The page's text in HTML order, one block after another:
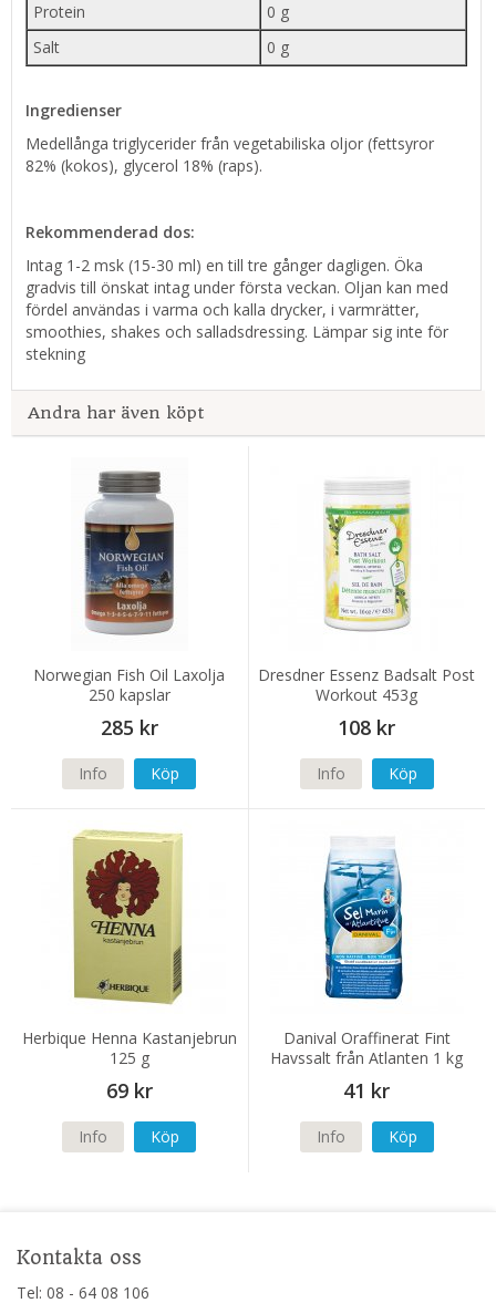
Protein
0 g
Salt
0 g
Ingredienser
Medellånga triglycerider från vegetabiliska oljor (fettsyror
82% (kokos), glycerol 18% (raps).
Rekommenderad dos:
Intag 1-2 msk (15-30 ml) en till tre gånger dagligen. Öka
gradvis till önskat intag under första veckan. Oljan kan med
fördel användas i varma och kalla drycker, i varmrätter,
smoothies, shakes och salladsdressing. Lämpar sig inte för
stekning
Andra har även köpt
Norwegian Fish Oil Laxolja
250 kapslar
285 kr
Info Köp
Dresdner Essenz Badsalt Post
Workout 453g
108 kr
Info Köp
Herbique Henna Kastanjebrun
125 g
69 kr
Info Köp
Danival Oraffinerat Fint
Havssalt från Atlanten 1 kg
41 kr
Info Köp
Kontakta oss
Tel: 08 - 64 08 106